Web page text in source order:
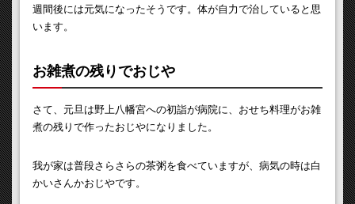
週間後には元気になったそうです。体が自力で治していると思
います。
お雑煮の残りでおじや
さて、元旦は野上八幡宮への初詣が病院に、おせち料理がお雑
煮の残りで作ったおじやになりました。
我が家は普段さらさらの茶粥を食べていますが、病気の時は白
かいさんかおじやです。